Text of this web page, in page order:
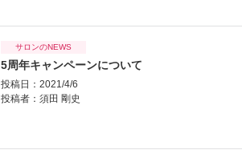
サロンのNEWS
5周年キャンペーンについて
投稿日：2021/4/6
投稿者： 須田 剛史